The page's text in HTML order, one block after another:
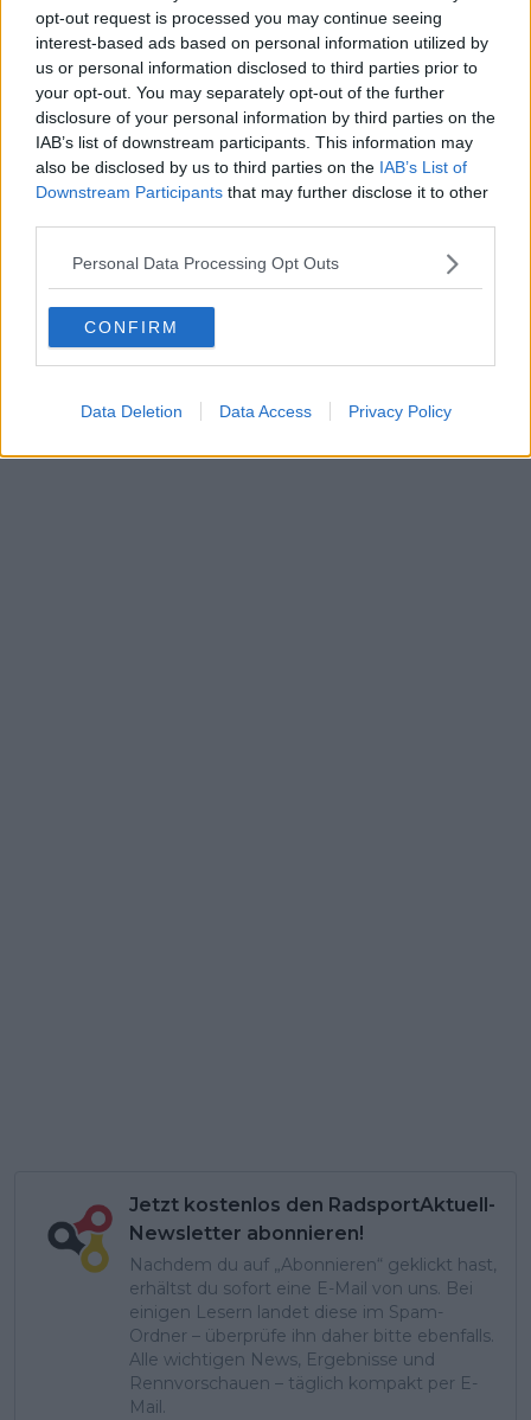
opt-out request is processed you may continue seeing
interest-based ads based on personal information utilized by
us or personal information disclosed to third parties prior to
your opt-out. You may separately opt-out of the further
disclosure of your personal information by third parties on the
IAB’s list of downstream participants. This information may
also be disclosed by us to third parties on the IAB’s List of
Downstream Participants that may further disclose it to other
Personal Data Processing Opt Outs
CONFIRM
Data Deletion Data Access Privacy Policy
Bull und Specialized die erste Chance zu zeigen, ob
ein kontrollierter Tour-Aufbau früh ein Gelbes-
Trikot-Statement liefern kann.
Jetzt kostenlos den RadsportAktuell-
Newsletter abonnieren!
Nachdem du auf „Abonnieren“ geklickt hast,
erhältst du sofort eine E-Mail von uns. Bei
einigen Lesern landet diese im Spam-
Ordner – überprüfe ihn daher bitte ebenfalls.
Alle wichtigen News, Ergebnisse und
Rennvorschauen – täglich kompakt per E-
Mail.